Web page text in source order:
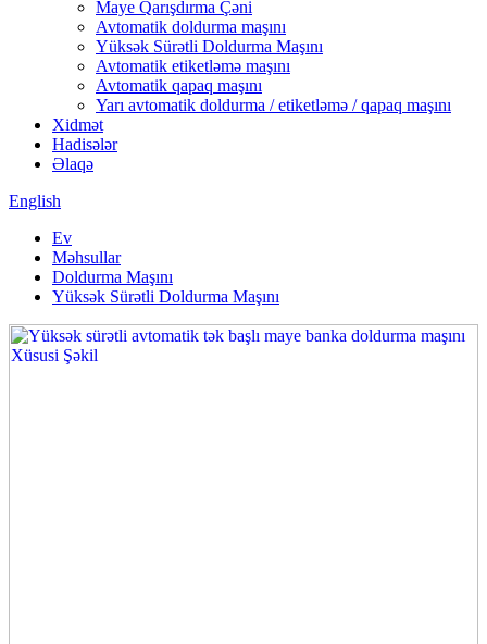
Maye Qarışdırma Çəni
Avtomatik doldurma maşını
Yüksək Sürətli Doldurma Maşını
Avtomatik etiketləmə maşını
Avtomatik qapaq maşını
Yarı avtomatik doldurma / etiketləmə / qapaq maşını
Xidmət
Hadisələr
Əlaqə
English
Ev
Məhsullar
Doldurma Maşını
Yüksək Sürətli Doldurma Maşını